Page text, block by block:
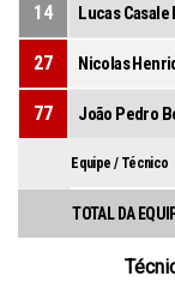
14 Lucas Casale
27
77 João Pedro
Equipe / Técnico
TOTAL DA